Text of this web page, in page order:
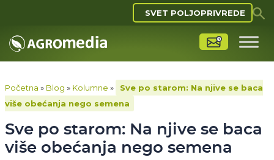
SVET POLJOPRIVREDE
Početna » Blog » Kolumne »
Sve po starom: Na njive se baca
više obećanja nego semena
Sve po starom: Na njive se baca
više obećanja nego semena